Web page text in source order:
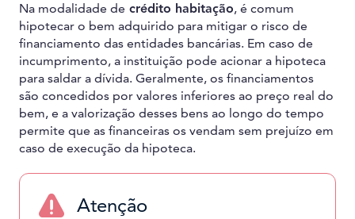
Na modalidade de crédito habitação, é comum
hipotecar o bem adquirido para mitigar o risco de
financiamento das entidades bancárias. Em caso de
incumprimento, a instituição pode acionar a hipoteca
para saldar a dívida. Geralmente, os financiamentos
são concedidos por valores inferiores ao preço real do
bem, e a valorização desses bens ao longo do tempo
permite que as financeiras os vendam sem prejuízo em
caso de execução da hipoteca.
Atenção